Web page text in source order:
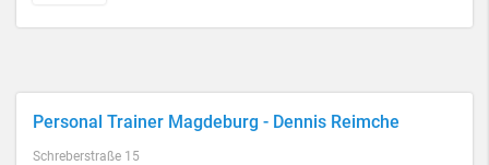
Personal Trainer Magdeburg - Dennis Reimche
Schreberstraße 15